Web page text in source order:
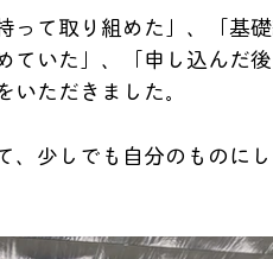
って取り組めた」、「基
ていた」、「申し込んだ
いただきました。
、少しでも自分のものに